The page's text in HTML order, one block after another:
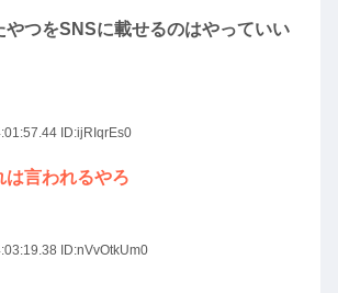
やつをSNSに載せるのはやっていい
ID:ijRIqrEs0
は言われるやろ
ID:nVvOtkUm0